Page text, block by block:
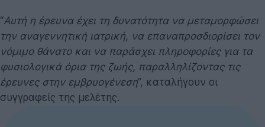
“Αυτή η έρευνα έχει τη δυνατότητα να μεταμορφώσει
την αναγεννητική ιατρική, να επαναπροσδιορίσει τον
νόμιμο θάνατο και να παράσχει πληροφορίες για τα
φυσιολογικά όρια της ζωής, παραλληλίζοντας τις
έρευνες στην εμβρυογένεση”, καταλήγουν οι
συγγραφείς της μελέτης.